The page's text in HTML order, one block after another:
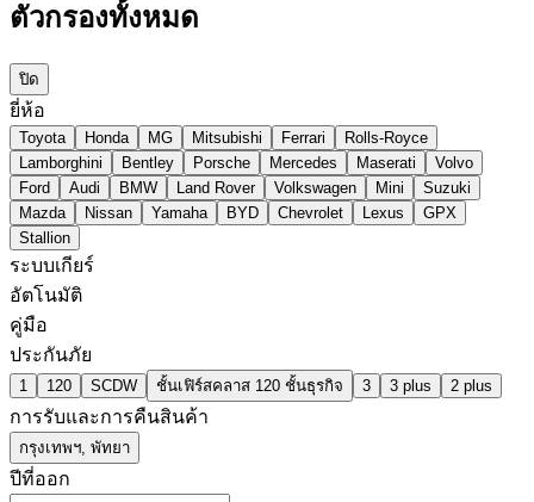
ตัวกรองทั้งหมด
ปิด
ยี่ห้อ
Toyota Honda MG Mitsubishi Ferrari
Rolls-Royce
Lamborghini
Bentley Porsche Mercedes Maserati
Volvo
Ford
Audi BMW Land Rover Volkswagen Mini
Suzuki
Mazda
Nissan Yamaha BYD Chevrolet Lexus
GPX
Stallion
ระบบเกียร์
อัตโนมัติ
คู่มือ
ประกันภัย
1 120 SCDW ชั้นเฟิร์สคลาส 120 ชั้นธุรกิจ 3 3 plus 2 plus
การรับและการคืนสินค้า
กรุงเทพฯ, พัทยา
ปีที่ออก